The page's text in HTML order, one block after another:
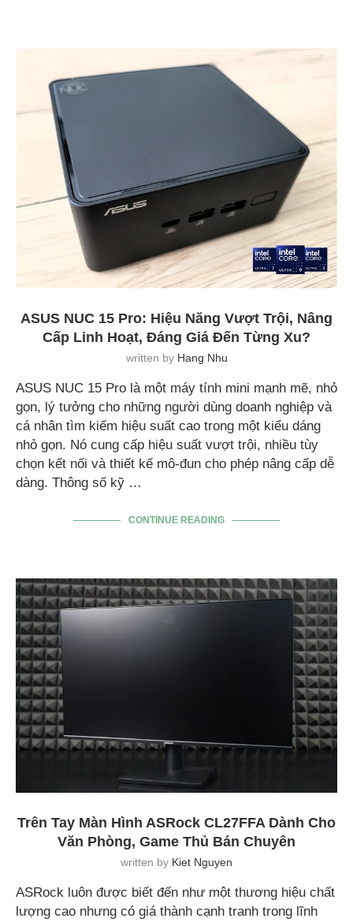
ASUS NUC 15 Pro: Hiệu Năng Vượt Trội, Nâng
Cấp Linh Hoạt, Đáng Giá Đến Từng Xu?
written by Hang Nhu
ASUS NUC 15 Pro là một máy tính mini mạnh mẽ, nhỏ
gọn, lý tưởng cho những người dùng doanh nghiệp và
cá nhân tìm kiếm hiệu suất cao trong một kiểu dáng
nhỏ gọn. Nó cung cấp hiệu suất vượt trội, nhiều tùy
chọn kết nối và thiết kế mô-đun cho phép nâng cấp dễ
dàng. Thông số kỹ …
CONTINUE READING
Trên Tay Màn Hình ASRock CL27FFA Dành Cho
Văn Phòng, Game Thủ Bán Chuyên
written by Kiet Nguyen
ASRock luôn được biết đến như một thương hiệu chất
lượng cao nhưng có giá thành cạnh tranh trong lĩnh